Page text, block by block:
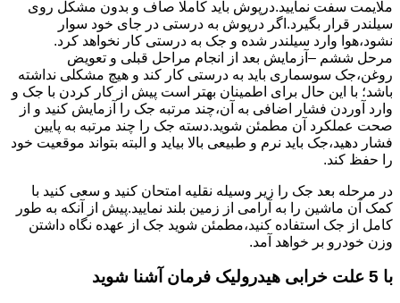
ملایمت سفت نمایید.درپوش باید کاملا صاف و بدون مشکل روی
سیلندر قرار بگیرد.اگر درپوش به درستی در جای خود سوار
نشود،هوا وارد سیلندر شده و جک به درستی کار نخواهد کرد.
مرحل ششم –آزمایش بعد از انجام مراحل قبلی و تعویض
روغن،جک سوسماری باید به درستی کار کند و هیچ مشکلی نداشته
باشد؛ با این حال برای اطمینان بهتر است پیش از کار کردن با جک و
وارد آوردن فشار اضافی به آن،چند مرتبه جک را آزمایش کنید و از
صحت عملکرد آن مطمئن شوید.دسته جک را چند مرتبه به پایین
فشار دهید،جک باید نرم و طبیعی بالا بیاید و البته بتواند موقعیت خود
را حفظ کند.
در مرحله بعد جک را زیر وسیله نقلیه امتحان کنید و سعی کنید با
کمک آن ماشین را به آرامی از زمین بلند نمایید.پیش از آنکه به طور
کامل از جک استفاده کنید،مطمئن شوید جک از عهده نگاه داشتن
وزن خودرو بر خواهد آمد.
با 5 علت خرابی هیدرولیک فرمان آشنا شوید